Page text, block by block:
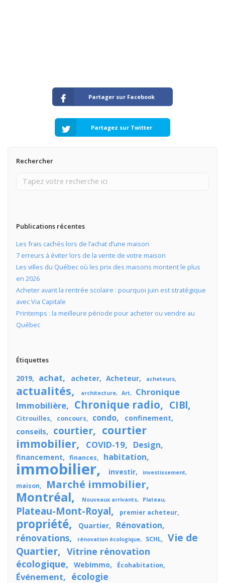
Partager sur Facebook
Partagez sur Twitter
Rechercher
Publications récentes
Les frais cachés lors de l’achat d’une maison
7 erreurs à éviter lors de la vente de votre maison
Les villes du Québec où les prix des maisons montent le plus
en 2026
Acheter avant la rentrée scolaire : pourquoi juin est stratégique
avec Via Capitale
Printemps : la meilleure période pour acheter ou vendre au
Québec
Étiquettes
2019 achat acheter Acheteur acheteurs
actualités architecture Art
Chronique
Immobilière
Chronique radio CIBl
Citrouilles concours condo confinement
conseils courtier
courtier
immobilier
COVID-19 Design
financement finances habitation
immobilier investir investissement
maison Marché immobilier
Montréal Nouveaux arrivants Plateau
Plateau-Mont-Royal premier acheteur
propriété Quartier Rénovation
rénovations rénovation écologique SCHL
Vie de
Quartier
Vitrine rénovation
écologique
WebImmo Écohabitation
Événement écologie